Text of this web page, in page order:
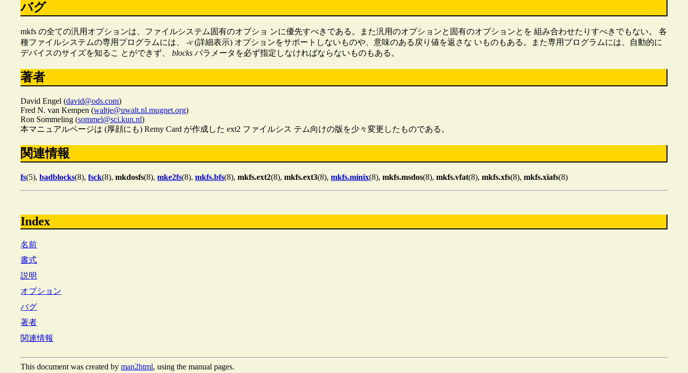
バグ
mkfs の全ての汎用オプションは、ファイルシステム固有のオプショ ンに優先すべきである。また汎用のオプションと固有のオプションとを 組み合わせたりすべきでもない。 各
種ファイルシステムの専用プログラムには、-v (詳細表示) オプションをサポートしないものや、意味のある戻り値を返さな いものもある。また専用プログラムには、自動的に
デバイスのサイズを知るこ とができず、blocks パラメータを必ず指定しなければならないものもある。
著者
David Engel (david@ods.com)
Fred N. van Kempen (waltje@uwalt.nl.mugnet.org)
Ron Sommeling (sommel@sci.kun.nl)
本マニュアルページは (厚顔にも) Remy Card が作成した ext2 ファイルシス テム向けの版を少々変更したものである。
関連情報
fs(5),badblocks(8),fsck(8),mkdosfs(8),mke2fs(8),mkfs.bfs(8),mkfs.ext2(8),mkfs.ext3(8),mkfs.minix(8),mkfs.msdos(8),mkfs.vfat(8),mkfs.xfs(8),mkfs.xiafs(8)
Index
名前
書式
説明
オプション
バグ
著者
関連情報
This document was created byman2html, using the manual pages.